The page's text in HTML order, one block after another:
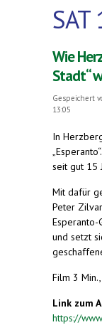
Wie
Stadt“
Gespeichert
13:05
In
seit gut 15
Mit dafür
Peter
und setzt
Film 3
Link zum
https://